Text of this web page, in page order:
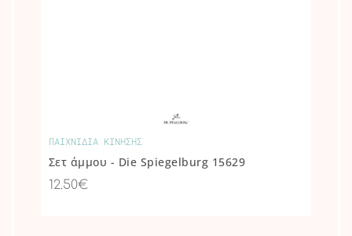
ΠΑΙΧΝΙΔΙΑ ΚΙΝΗΣΗΣ
Σετ άμμου - Die Spiegelburg 15629
12.50€